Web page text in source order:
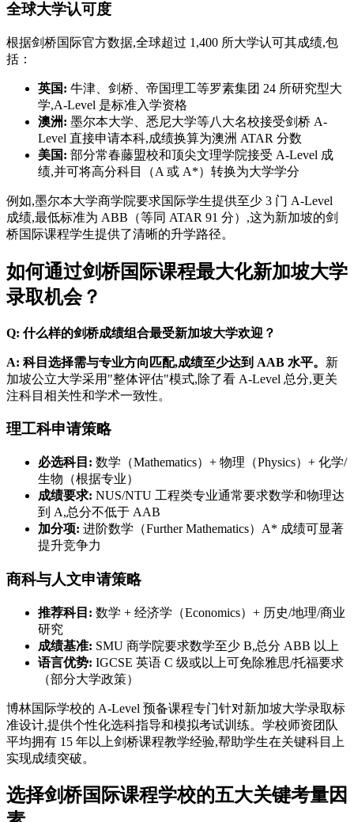
全球大学认可度
根据剑桥国际官方数据,全球超过 1,400 所大学认可其成绩,包
括：
英国: 牛津、剑桥、帝国理工等罗素集团 24 所研究型大
学,A-Level 是标准入学资格
澳洲: 墨尔本大学、悉尼大学等八大名校接受剑桥 A-
Level 直接申请本科,成绩换算为澳洲 ATAR 分数
美国: 部分常春藤盟校和顶尖文理学院接受 A-Level 成
绩,并可将高分科目（A 或 A*）转换为大学学分
例如,墨尔本大学商学院要求国际学生提供至少 3 门 A-Level
成绩,最低标准为 ABB（等同 ATAR 91 分）,这为新加坡的剑
桥国际课程学生提供了清晰的升学路径。
如何通过剑桥国际课程最大化新加坡大学
录取机会？
Q: 什么样的剑桥成绩组合最受新加坡大学欢迎？
A: 科目选择需与专业方向匹配,成绩至少达到 AAB 水平。 新
加坡公立大学采用"整体评估"模式,除了看 A-Level 总分,更关
注科目相关性和学术一致性。
理工科申请策略
必选科目: 数学（Mathematics）+ 物理（Physics）+ 化学/
生物（根据专业）
成绩要求: NUS/NTU 工程类专业通常要求数学和物理达
到 A,总分不低于 AAB
加分项: 进阶数学（Further Mathematics）A* 成绩可显著
提升竞争力
商科与人文申请策略
推荐科目: 数学 + 经济学（Economics）+ 历史/地理/商业
研究
成绩基准: SMU 商学院要求数学至少 B,总分 ABB 以上
语言优势: IGCSE 英语 C 级或以上可免除雅思/托福要求
（部分大学政策）
博林国际学校的 A-Level 预备课程专门针对新加坡大学录取标
准设计,提供个性化选科指导和模拟考试训练。学校师资团队
平均拥有 15 年以上剑桥课程教学经验,帮助学生在关键科目上
实现成绩突破。
选择剑桥国际课程学校的五大关键考量因